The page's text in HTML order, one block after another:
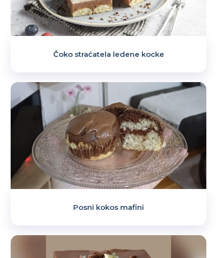
Čoko straćatela ledene kocke
Posni kokos mafini